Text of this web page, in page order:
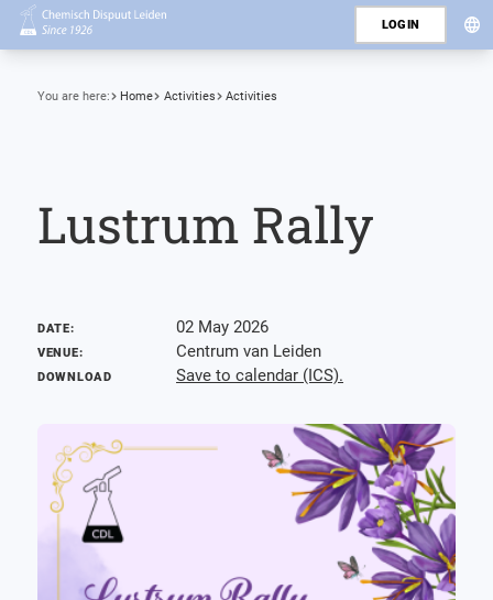
LOGIN
You are here: Home Activities Activities
Lustrum Rally
DATE: 02 May 2026
VENUE: Centrum van Leiden
DOWNLOAD Save to calendar (ICS).